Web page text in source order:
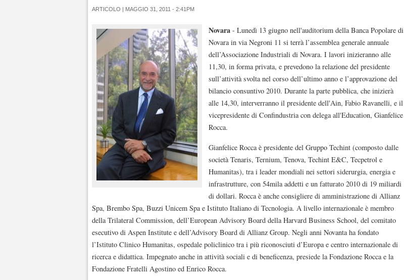
ARTICOLO | MAGGIO 31, 2011 - 2:41PM
Novara - Lunedì 13 giugno nell'auditorium della Banca Popolare di
Novara in via Negroni 11 si terrà l’assemblea generale annuale
dell’Associazione Industriali di Novara. I lavori inizieranno alle
11,30, in forma privata, e prevedono la relazione del presidente
sull’attività svolta nel corso dell’ultimo anno e l’approvazione del
bilancio consuntivo 2010. Durante la parte pubblica, che inizierà
alle 14,30, interverranno il presidente dell'Ain, Fabio Ravanelli, e il
vicepresidente di Confindustria con delega all'Education, Gianfelice
Rocca.
Gianfelice Rocca è presidente del Gruppo Techint (composto dalle
società Tenaris, Ternium, Tenova, Techint E&C, Tecpetrol e
Humanitas), tra i leader mondiali nei settori siderurgia, energia e
infrastrutture, con 54mila addetti e un fatturato 2010 di 19 miliardi
di dollari. Rocca è anche consigliere di amministrazione di Allianz
Spa, Brembo Spa, Buzzi Unicem Spa e Istituto Italiano di Tecnologia. A livello internazionale è membro
della Trilateral Commission, dell’European Advisory Board della Harvard Business School, del comitato
esecutivo di Aspen Institute e dell’Advisory Board di Allianz Group. Negli anni Novanta ha fondato
l’Istituto Clinico Humanitas, ospedale policlinico tra i più riconosciuti d’Europa e centro internazionale di
ricerca e didattica. Impegnato anche in attività sociali e di beneficenza, presiede la Fondazione Rocca e la
Fondazione Fratelli Agostino ed Enrico Rocca.